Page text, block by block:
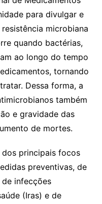
para divulgar e
microbiana
quando bactérias,
ao longo do tempo
tornando
Dessa forma, a
também
e gravidade das
de mortes.
dos principais focos
preventivas, de
infecções
(Iras) e de